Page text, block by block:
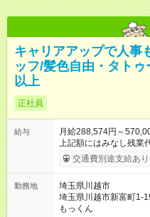
キャリアアップで人事
ッフ/髪色自由・タト
以上
正社員
給与
月給288,574円～
上記額にはみなし残業
ます。 みなし残業代
■昇給あり 年2回の給与査定に
■残業手当あり ■交通費
金・礼金・保証金・保
あり ■積立金制度 給与
交通費別途支給あり
勤務地
埼玉県川越市
埼玉県川越市新富町1-
もっくん